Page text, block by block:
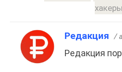
хакеры
Редакция /
Редакция